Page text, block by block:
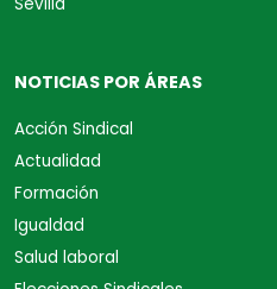
Sevilla
NOTICIAS POR ÁREAS
Acción Sindical
Actualidad
Formación
Igualdad
Salud laboral